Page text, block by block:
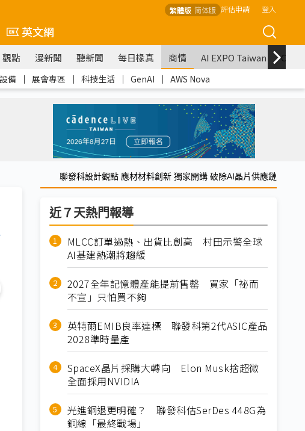
繁體版 简体版 評估申請 登入
英文網
觀點 漫新聞 聽新聞 每日椽真 商情 AI EXPO Taiwan
備 ｜ 展會專區 ｜ 科技生活 ｜ GenAI ｜ AWS Nova
聯發科設計觀點 應材材料創新 獨家開講 破除AI晶片供應鏈
近７天熱門報導
MLCC訂單過熱、出貨比創高 村田示警全球
AI基建熱潮將趨緩
2027全年記憶體產能提前售罄 買家「祕而
不宣」只怕買不夠
英特爾EMIB良率達標 聯發科第2代ASIC產品
2028準時量產
SpaceX晶片採購大轉向 Elon Musk捨超微
全面採用NVIDIA
光進銅退更明確？ 聯發科估SerDes 448G為
銅線「最終戰場」